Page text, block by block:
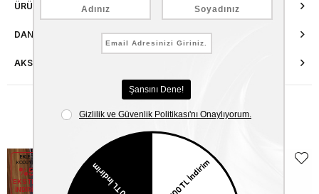
ÜRÜN ÖZELLIKLERI
DANIŞMA HATTI
AKSESUAR ONARIMI
Benzer Ürünler
EKLE5
KODUYLA
%5
EKSTRA
İNDİRİM
EKSTRA
İNDİRİM